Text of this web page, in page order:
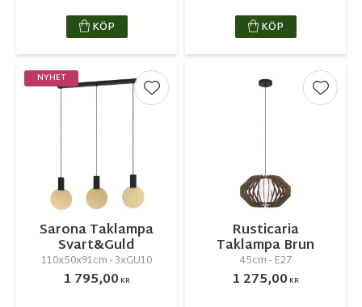
KÖP KÖP
Sarona Taklampa
Svart&Guld
110x50x91cm - 3xGU10
1 795,00KR
NYHET
Lägg till i favoriter
Rusticaria
Taklampa Brun
45cm - E27
1 275,00KR
Lägg